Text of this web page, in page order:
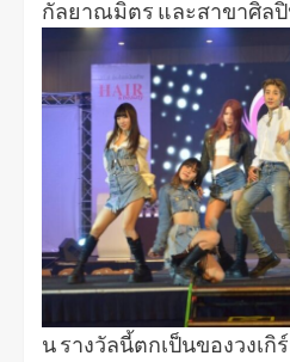
กัลยาณมิตร และสาขาศิลปิ
น รางวัลนี้ตกเป็นของวงเกิ